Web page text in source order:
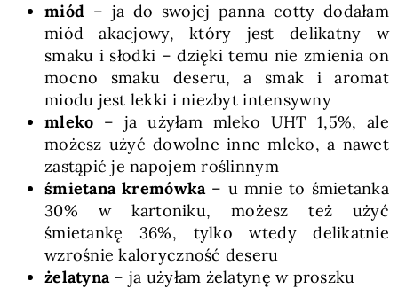
miód – ja do swojej panna cotty dodałam
miód akacjowy, który jest delikatny w
smaku i słodki – dzięki temu nie zmienia on
mocno smaku deseru, a smak i aromat
miodu jest lekki i niezbyt intensywny
mleko – ja użyłam mleko UHT 1,5%, ale
możesz użyć dowolne inne mleko, a nawet
zastąpić je napojem roślinnym
śmietana kremówka– u mnie to śmietanka
30% w kartoniku, możesz też użyć
śmietankę 36%, tylko wtedy delikatnie
wzrośnie kaloryczność deseru
żelatyna– ja użyłam żelatynę w proszku